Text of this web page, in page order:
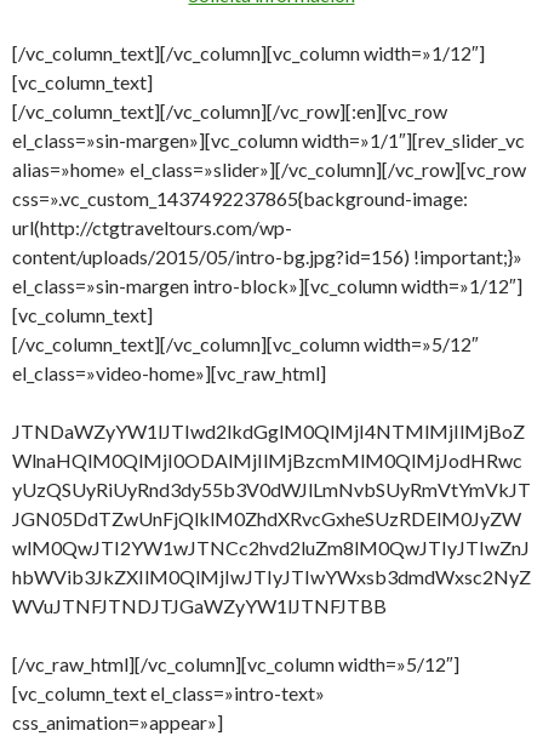
[/vc_column_text][/vc_column][vc_column width=»1/12″]
[vc_column_text]
[/vc_column_text][/vc_column][/vc_row][:en][vc_row
el_class=»sin-margen»][vc_column width=»1/1″][rev_slider_vc
alias=»home» el_class=»slider»][/vc_column][/vc_row][vc_row
css=».vc_custom_1437492237865{background-image:
url(http://ctgtraveltours.com/wp-
content/uploads/2015/05/intro-bg.jpg?id=156) !important;}»
el_class=»sin-margen intro-block»][vc_column width=»1/12″]
[vc_column_text]
[/vc_column_text][/vc_column][vc_column width=»5/12″
el_class=»video-home»][vc_raw_html]
JTNDaWZyYW1lJTIwd2lkdGglM0QlMjI4NTMlMjIlMjBoZ
WlnaHQlM0QlMjI0ODAlMjIlMjBzcmMlM0QlMjJodHRwc
yUzQSUyRiUyRnd3dy55b3V0dWJlLmNvbSUyRmVtYmVkJT
JGN05DdTZwUnFjQlklM0ZhdXRvcGxheSUzRDElM0JyZW
wlM0QwJTI2YW1wJTNCc2hvd2luZm8lM0QwJTIyJTIwZnJ
hbWVib3JkZXIlM0QlMjIwJTIyJTIwYWxsb3dmdWxsc2NyZ
WVuJTNFJTNDJTJGaWZyYW1lJTNFJTBB
[/vc_raw_html][/vc_column][vc_column width=»5/12″]
[vc_column_text el_class=»intro-text»
css_animation=»appear»]